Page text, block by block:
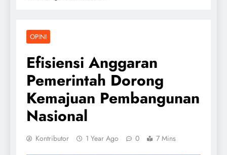
OPINI
Efisiensi Anggaran
Pemerintah Dorong
Kemajuan Pembangunan
Nasional
Kontributor 1 Year Ago 0 7 Mins